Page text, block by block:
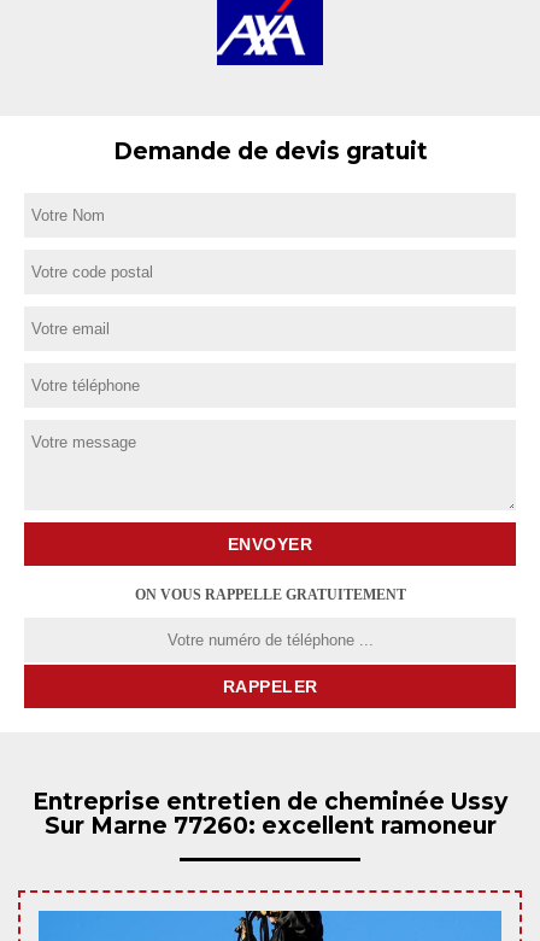
Demande de devis gratuit
ON VOUS RAPPELLE GRATUITEMENT
Entreprise entretien de cheminée Ussy
Sur Marne 77260: excellent ramoneur